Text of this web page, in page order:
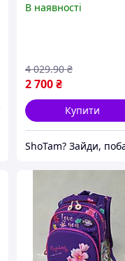
початкових класів
В наявності
2 700 ₴
4 029.90 ₴
Купити